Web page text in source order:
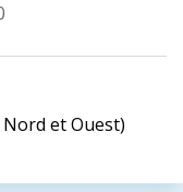
Nord et Ouest)